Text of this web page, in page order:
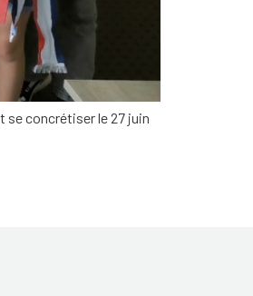
se concrétiser le 27 juin